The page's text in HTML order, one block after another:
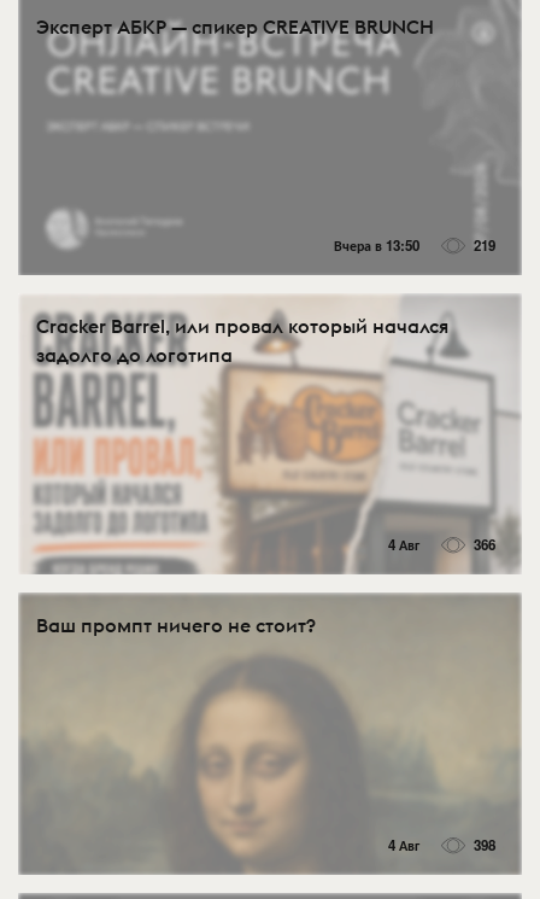
Эксперт АБКР — спикер CREATIVE BRUNCH
Вчера в 13:50 219
Cracker Barrel, или провал который начался
задолго до логотипа
4 Авг 366
Ваш промпт ничего не стоит?
4 Авг 398